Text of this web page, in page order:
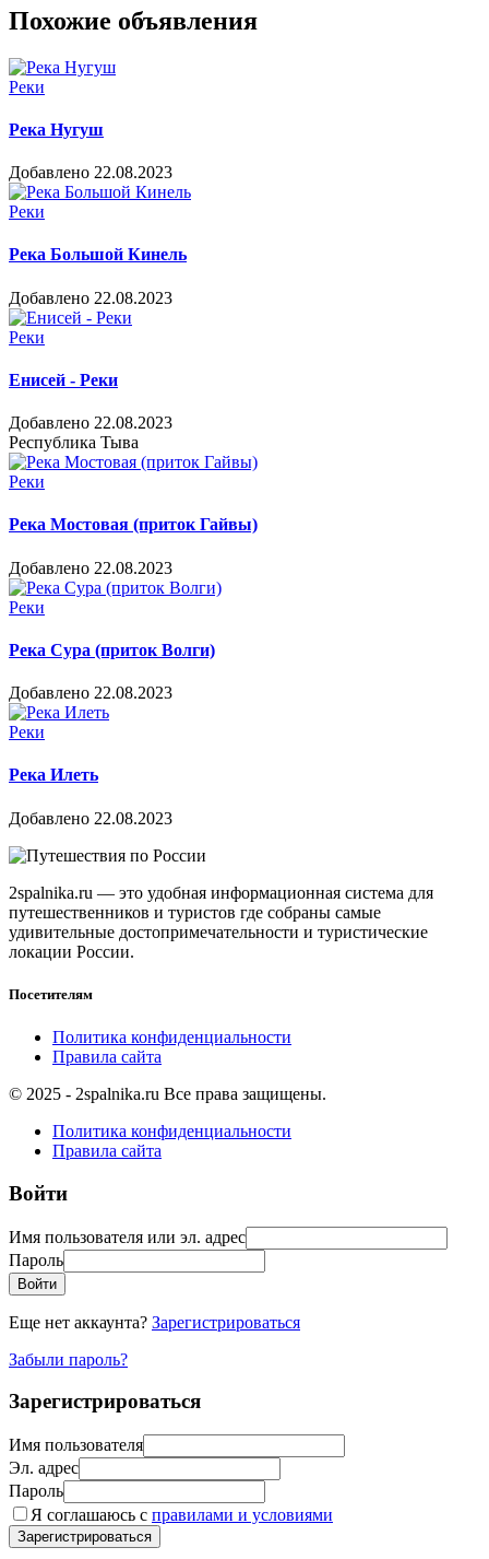
Похожие объявления
Реки
Река Нугуш
Добавлено 22.08.2023
Реки
Река Большой Кинель
Добавлено 22.08.2023
Реки
Енисей - Реки
Добавлено 22.08.2023
Республика Тыва
Реки
Река Мостовая (приток Гайвы)
Добавлено 22.08.2023
Реки
Река Сура (приток Волги)
Добавлено 22.08.2023
Реки
Река Илеть
Добавлено 22.08.2023
2spalnika.ru — это удобная информационная система для
путешественников и туристов где собраны самые
удивительные достопримечательности и туристические
локации России.
Посетителям
Политика конфиденциальности
Правила сайта
© 2025 - 2spalnika.ru Все права защищены.
Политика конфиденциальности
Правила сайта
Войти
Имя пользователя или эл. адрес
Пароль
Войти
Еще нет аккаунта? Зарегистрироваться
Забыли пароль?
Зарегистрироваться
Имя пользователя
Эл. адрес
Пароль
Я соглашаюсь с правилами и условиями
Зарегистрироваться